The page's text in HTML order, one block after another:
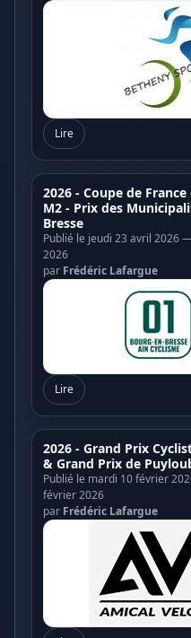
Lire
2026 - Coupe de
M2 - Prix des
Bresse
Publié le jeudi 23 avril 2026
2026
par Frédéric Lafargue
Lire
2026 - Grand Prix
& Grand Prix de
Publié le mardi 10 février
février 2026
par Frédéric Lafargue